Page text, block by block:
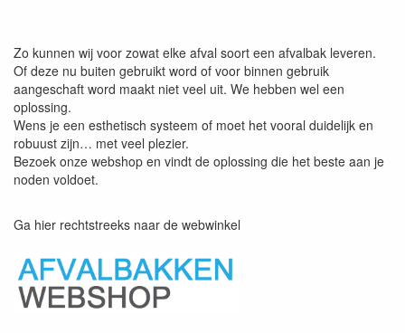
Zo kunnen wij voor zowat elke afval soort een afvalbak leveren.
Of deze nu buiten gebruikt word of voor binnen gebruik
aangeschaft word maakt niet veel uit. We hebben wel een
oplossing.
Wens je een esthetisch systeem of moet het vooral duidelijk en
robuust zijn… met veel plezier.
Bezoek onze webshop en vindt de oplossing die het beste aan je
noden voldoet.
Ga hier rechtstreeks naar de webwinkel